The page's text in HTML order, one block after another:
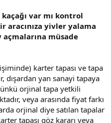
var mı kontrol
aracınıza yivler yalama
müsade
karter tapası ve tapa
dışardan yan sanayi tapaya
orjinal tapa yetkili
veya arasında fiyat farkı
orjinal diye satılan tapalar
tapası göz kararı veya